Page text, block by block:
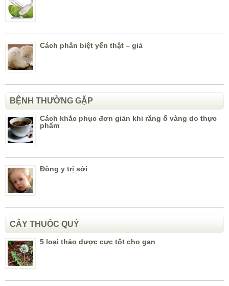
Cách phân biệt yến thật – giả
BỆNH THƯỜNG GẶP
Cách khắc phục đơn giản khi răng ố vàng do thực
phẩm
Đông y trị sởi
CÂY THUỐC QUÝ
5 loại thảo dược cực tốt cho gan